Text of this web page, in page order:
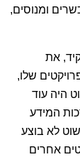
ומנוסים,
את
שלו,
היה עוד
המידע
לא בוצע
אחרים